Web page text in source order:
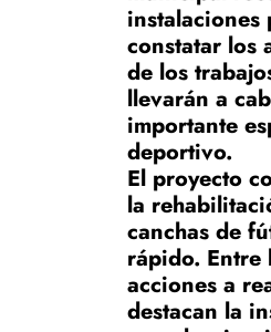
instalaciones
constatar los
de los
llevarán a
importante
deportivo.
El proyecto
la
canchas de
rápido. Entre
acciones a
destacan la